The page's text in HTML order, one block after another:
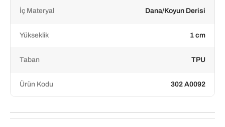
İç Materyal Dana/Koyun Derisi
Yükseklik 1 cm
Taban TPU
Ürün Kodu 302 A0092